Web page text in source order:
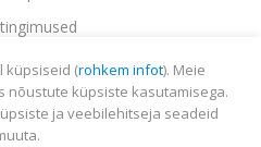
Garantii
küpsiseid (rohkem infot). Meie
nõustute küpsiste kasutamisega.
ja veebilehitseja seadeid